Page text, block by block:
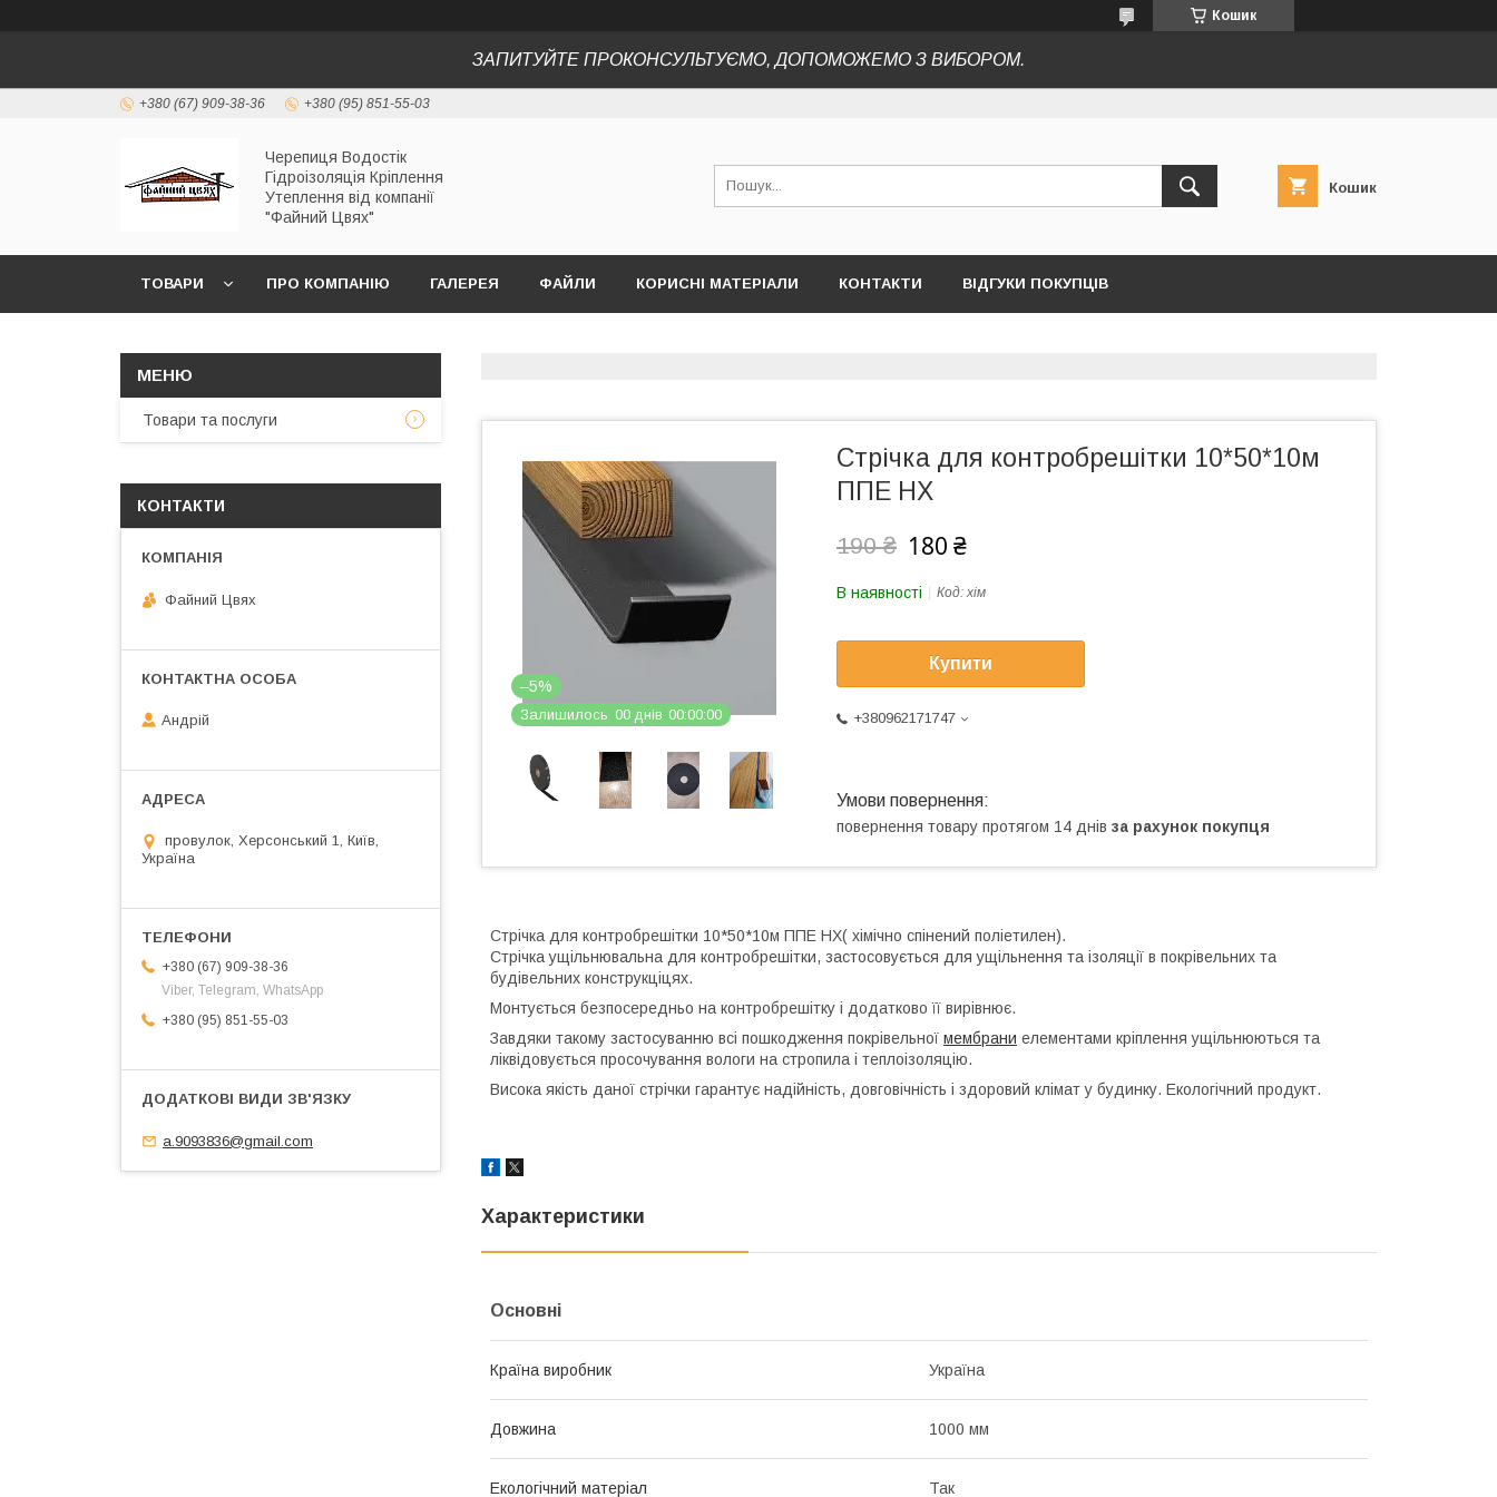
Кошик
ЗАПИТУЙТЕ ПРОКОНСУЛЬТУЄМО, ДОПОМОЖЕМО З ВИБОРОМ.
+380 (67) 909-38-36 +380 (95) 851-55-03
Черепиця Водостік
Гідроізоляція Кріплення
Утеплення від компанії
"Файний Цвях"
Кошик
ТОВАРИ ПРО КОМПАНІЮ ГАЛЕРЕЯ ФАЙЛИ КОРИСНІ МАТЕРІАЛИ КОНТАКТИ ВІДГУКИ ПОКУПЦІВ
–5%
Залишилось 00 днів 00 00 00
Стрічка для контробрешітки 10*50*10м
ППЕ НХ
190 ₴ 180 ₴
В наявності Код: хім
Купити
+380962171747
повернення товару протягом 14 днів за рахунок покупця
Стрічка для контробрешітки 10*50*10м ППЕ НХ( хімічно спінений поліетилен).
Стрічка ущільнювальна для контробрешітки, застосовується для ущільнення та ізоляції в покрівельних та
будівельних конструкціцях.
Монтується безпосередньо на контробрешітку і додатково її вирівнює.
Завдяки такому застосуванню всі пошкодження покрівельної мембрани елементами кріплення ущільнюються та
ліквідовується просочування вологи на стропила і теплоізоляцію.
Висока якість даної стрічки гарантує надійність, довговічність і здоровий клімат у будинку. Екологічний продукт.
Характеристики
Основні
Країна виробник Україна
Довжина 1000 мм
Екологічний матеріал Так
Товари та послуги
КОНТАКТИ
Файний Цвях
Андрій
провулок, Херсонський 1, Київ,
Україна
+380 (67) 909-38-36
Viber, Telegram, WhatsApp
+380 (95) 851-55-03
a.9093836@gmail.com